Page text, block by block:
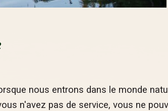
nous entrons dans le monde
n'avez pas de service, vous ne